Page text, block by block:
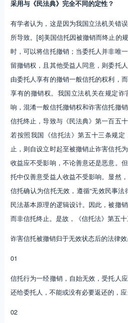
采用与《民法典》完全不同的定性？
有学者认为，这是因为我国立法机关错
所导致。[8]美国信托因被撤销而终止的
时，可以将信托撤销；当委托人并非唯
留撤销权，且其他受益人同意，则委托
由委托人享有的撤销一般信托的权利，
享有的撤销权。我国立法机关在规定
响，混淆一般信托撤销权和诈害信托撤
信托终止，导致与《民法典》第一百五
若按照我国《信托法》第五十三条规
止，则自设立时起至被撤销止诈害信托
收益应不受影响，不论善意还是恶意。
托中仅善意受益人收益不受影响。显然
信托确认为信托无效，遵循“无效民事法
民法基本原理的逻辑设计。因此，被撤
而非信托终止。是故，《信托法》第五十
诈害信托被撤销归于无效状态后的法律效
01
信托行为一经撤销，自始无效，受托人
还给委托人，不能或没有必要返还的，应
02